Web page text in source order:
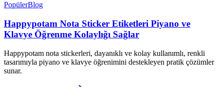
PopülerBlog
Happypotam Nota Sticker Etiketleri Piyano ve
Klavye Öğrenme Kolaylığı Sağlar
Happypotam nota stickerleri, dayanıklı ve kolay kullanımlı, renkli
tasarımıyla piyano ve klavye öğrenimini destekleyen pratik çözümler
sunar.